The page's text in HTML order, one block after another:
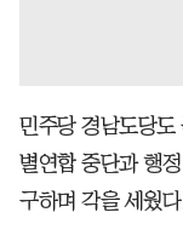
민주당 경남도당도
별연합 중단과 행
구하며 각을 세웠